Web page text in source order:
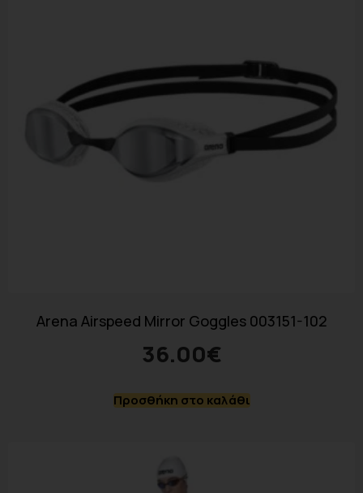
Arena Airspeed Mirror Goggles 003151-102
36.00€
Προσθήκη στο καλάθι